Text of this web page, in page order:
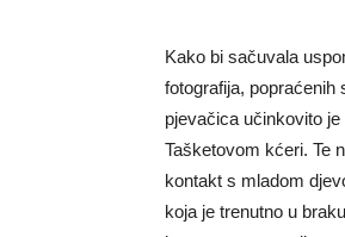
Kako bi sačuvala
fotografija,
pjevačica učinkovito
Tašketovom kćeri. Te
kontakt s mladom
koja je trenutno u